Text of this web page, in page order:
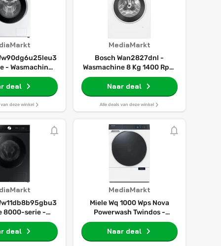
- Wasmachine
Kg 1400 Rpm
deal
van deze winkel
MediaMarkt
Bosch Wan2827dnl -
Wasmachine 8 Kg 1400 Rpm
72 Db
Naar deal
Alle deals van deze winkel
8000-serie -
Voorlader 11 Kg
Rpm 72 Db
Doseren
deal
MediaMarkt
Miele Wq 1000 Wps Nova
Powerwash Twindos -
Wasmachine Voorlader 9 Kg
1600 Rpm 67 Db
Automatisch Doseren
Naar deal